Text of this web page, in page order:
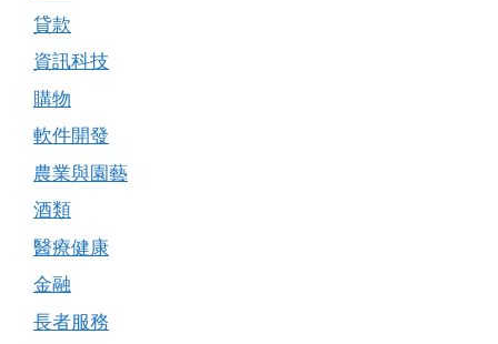
貸款
資訊科技
購物
軟件開發
農業與園藝
酒類
醫療健康
金融
長者服務